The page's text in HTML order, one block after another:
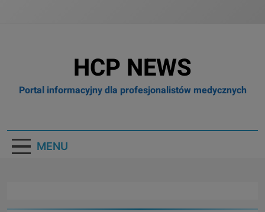
HCP NEWS
Portal informacyjny dla profesjonalistów medycznych
MENU